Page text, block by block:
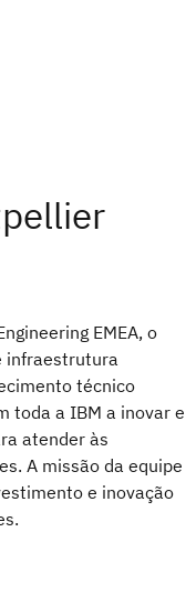
EMEA, o
infraestrutura
técnico
toda a IBM a inovar e
atender às
A missão da equipe
e inovação